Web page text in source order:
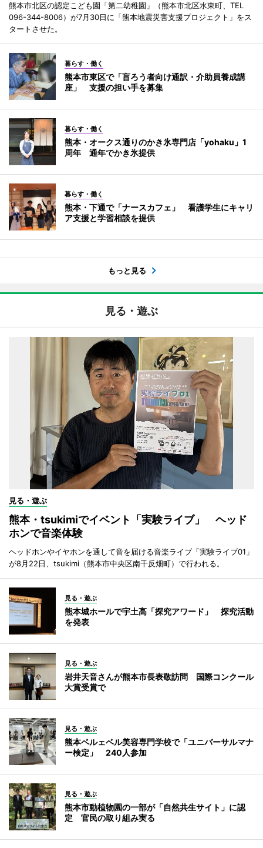
熊本市北区の認定こども園「第二幼稚園」（熊本市北区水東町、TEL
096-344-8006）が7月30日に「熊本地震災害支援プロジェクト」をス
タートさせた。
暮らす・働く
熊本市東区で「盲ろう者向け通訳・介助員養成講
座」 支援の担い手を募集
暮らす・働く
熊本・オークス通りのかき氷専門店「yohaku」1
周年 通年でかき氷提供
暮らす・働く
熊本・下通で「ナースカフェ」 看護学生にキャリ
ア支援と学習相談を提供
もっと見る
見る・遊ぶ
見る・遊ぶ
熊本・tsukimiでイベント「実験ライブ」 ヘッド
ホンで音楽体験
ヘッドホンやイヤホンを通して音を届ける音楽ライブ「実験ライブ01」
が8月22日、tsukimi（熊本市中央区南千反畑町）で行われる。
見る・遊ぶ
熊本城ホールで宇土高「探究アワード」 探究活動
を発表
見る・遊ぶ
岩井天音さんが熊本市長表敬訪問 国際コンクール
大賞受賞で
見る・遊ぶ
熊本ベルェベル美容専門学校で「ユニバーサルマナ
ー検定」 240人参加
見る・遊ぶ
熊本市動植物園の一部が「自然共生サイト」に認
定 官民の取り組み実る